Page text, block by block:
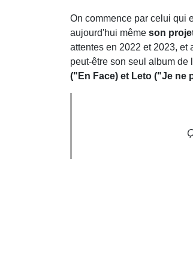
On commence par celui qui
aujourd'hui même son
attentes en 2022 et 2023, et
peut-être son seul album de
("En Face) et Leto ("Je ne